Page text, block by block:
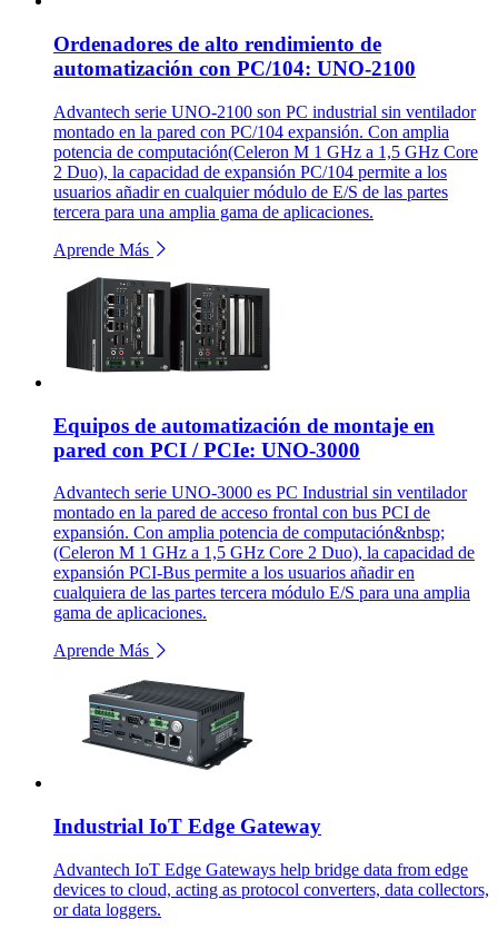
Ordenadores de alto rendimiento de
automatización con PC/104: UNO-2100
Advantech serie UNO-2100 son PC industrial sin ventilador
montado en la pared con PC/104 expansión. Con amplia
potencia de computación(Celeron M 1 GHz a 1,5 GHz Core
2 Duo), la capacidad de expansión PC/104 permite a los
usuarios añadir en cualquier módulo de E/S de las partes
tercera para una amplia gama de aplicaciones.
Aprende Más
Equipos de automatización de montaje en
pared con PCI / PCIe: UNO-3000
Advantech serie UNO-3000 es PC Industrial sin ventilador
montado en la pared de acceso frontal con bus PCI de
expansión. Con amplia potencia de computación&nbsp;
(Celeron M 1 GHz a 1,5 GHz Core 2 Duo), la capacidad de
expansión PCI-Bus permite a los usuarios añadir en
cualquiera de las partes tercera módulo E/S para una amplia
gama de aplicaciones.
Aprende Más
Industrial IoT Edge Gateway
Advantech IoT Edge Gateways help bridge data from edge
devices to cloud, acting as protocol converters, data collectors,
or data loggers.